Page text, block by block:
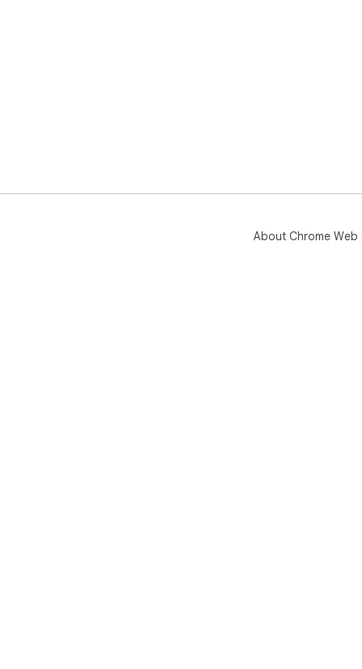
About Chrome Web